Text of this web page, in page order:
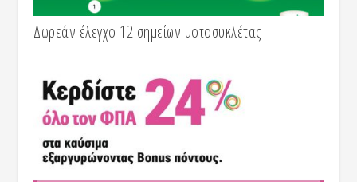
Δωρεάν έλεγχο 12 σημείων μοτοσυκλέτας